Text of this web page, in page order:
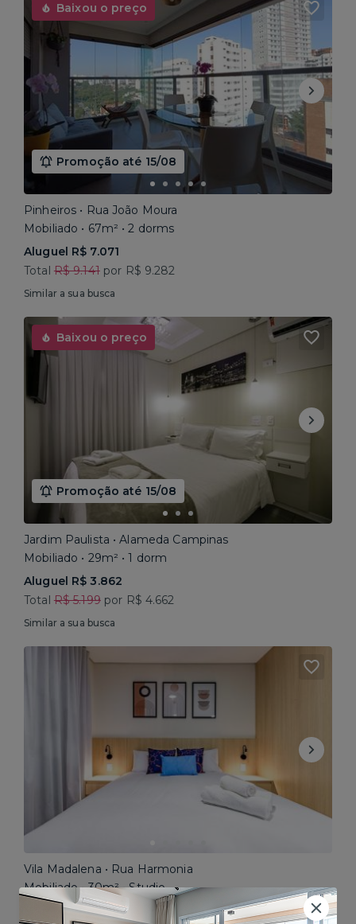
Baixou o preço
Promoção até 15/08
Pinheiros • Rua João Moura
Mobiliado • 67m² • 2 dorms
Aluguel R$ 7.071
Total R$ 9.141por R$ 9.282
Similar a sua busca
Baixou o preço
Promoção até 15/08
Jardim Paulista • Alameda Campinas
Mobiliado • 29m² • 1 dorm
Aluguel R$ 3.862
Total R$ 5.199por R$ 4.662
Similar a sua busca
Vila Madalena • Rua Harmonia
Mobiliado • 30m² • Studio
Aluguel R$ 5.200